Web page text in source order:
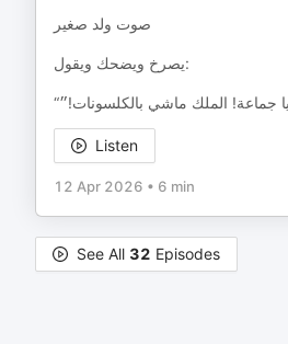
صوت ولد صغير
يصرخ ويضحك ويقول:
“يا جماعة! الملك ماشي بالكلسونات!״
Listen
12 Apr 2026 • 6 min
See All 32 Episodes